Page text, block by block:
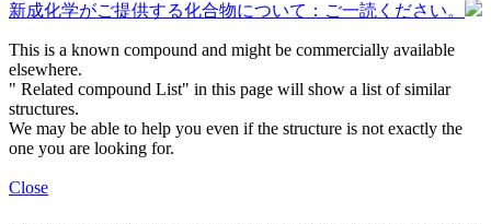
新成化学がご提供する化合物について：ご一読ください。
This is a known compound and might be commercially available
elsewhere.
" Related compound List" in this page will show a list of similar
structures.
We may be able to help you even if the structure is not exactly the
one you are looking for.
Close